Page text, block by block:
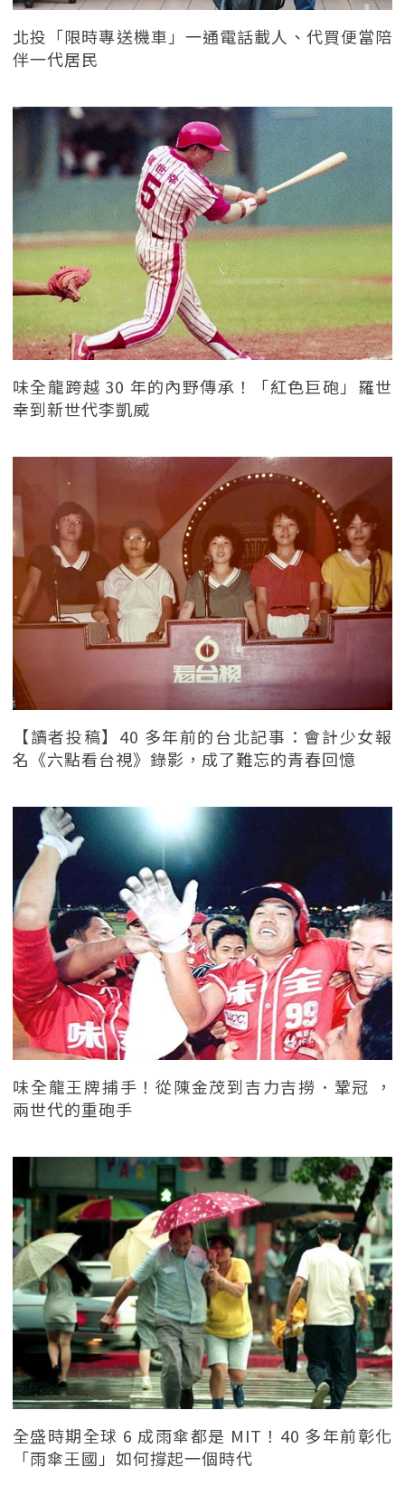
北投「限時專送機車」一通電話載人、代買便當陪
伴一代居民
味全龍跨越 30 年的內野傳承！「紅色巨砲」羅世
幸到新世代李凱威
【讀者投稿】40 多年前的台北記事：會計少女報
名《六點看台視》錄影，成了難忘的青春回憶
味全龍王牌捕手！從陳金茂到吉力吉撈．鞏冠 ，
兩世代的重砲手
全盛時期全球 6 成雨傘都是 MIT！40 多年前彰化
「雨傘王國」如何撐起一個時代